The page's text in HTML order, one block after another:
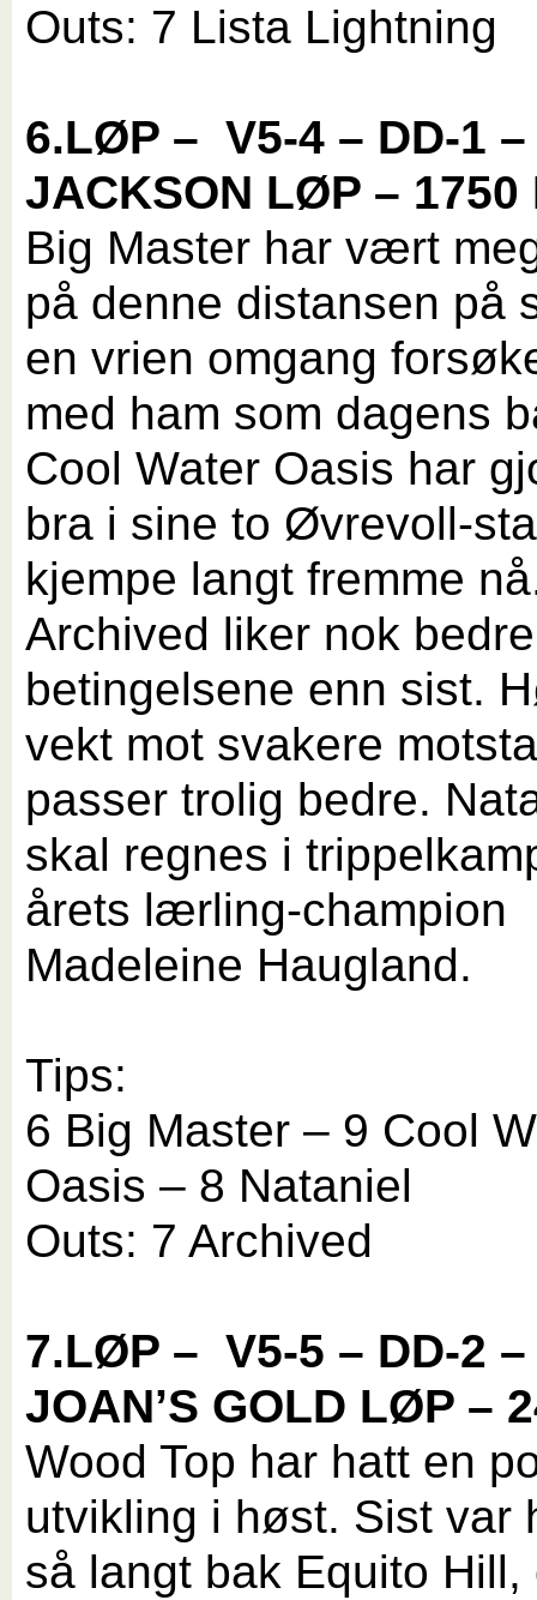
Outs: 7 Lista Lightning
6.LØP – V5-4 – DD-1 –
JACKSON LØP – 1750
Big Master har vært
på denne distansen på
en vrien omgang
med ham som dagens
Cool Water Oasis har
bra i sine to Øvrevoll-
kjempe langt fremme
Archived liker nok
betingelsene enn sist.
vekt mot svakere
passer trolig bedre.
skal regnes i
årets lærling-champion
Madeleine Haugland.
Tips:
6 Big Master – 9 Cool
Oasis – 8 Nataniel
Outs: 7 Archived
7.LØP – V5-5 – DD-2 –
JOAN’S GOLD LØP –
Wood Top har hatt en
utvikling i høst. Sist var
så langt bak Equito Hill,